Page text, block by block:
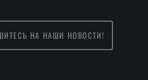
НА НАШИ НОВОСТИ!